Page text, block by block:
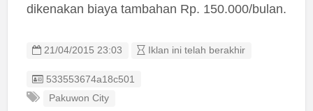
dikenakan biaya tambahan Rp. 150.000/bulan.
21/04/2015 23:03 Iklan ini telah berakhir
Listing ID
533553674a18c501
Pakuwon City